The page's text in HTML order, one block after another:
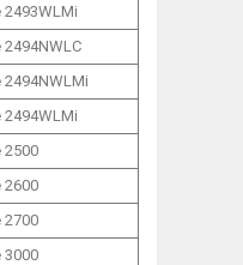
2493WLMi
2494NWLC
2494NWLMi
2494WLMi
2500
2600
2700
3000